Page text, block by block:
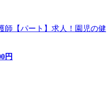
師【パート】求人！園児の健
円